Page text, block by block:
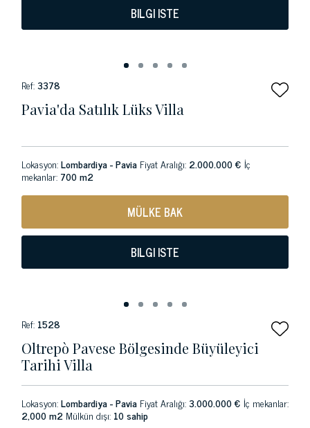
BILGI ISTE
Ref:3378
Pavia'da Satılık Lüks Villa
Lokasyon:Lombardiya - Pavia Fiyat Aralığı: 2.000.000 € İç
mekanlar: 700 m2
MÜLKE BAK
BILGI ISTE
Ref: 1528
Oltrepò Pavese Bölgesinde Büyüleyici
Tarihi Villa
Lokasyon:Lombardiya - Pavia Fiyat Aralığı:3.000.000 € İç mekanlar:
2,000 m2 Mülkün dışı: 10 sahip